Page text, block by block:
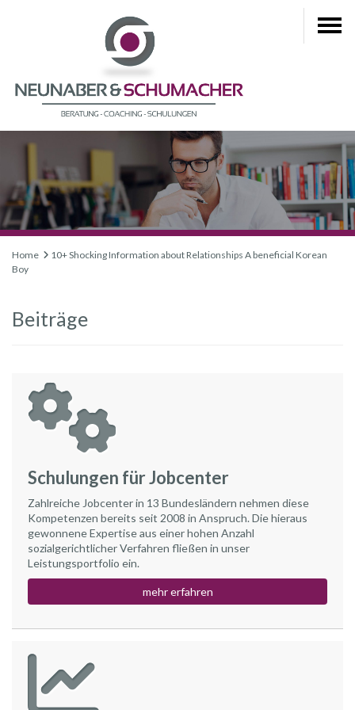
Home
10+ Shocking Information about Relationships A beneficial Korean
Boy
Beiträge
Schulungen für Jobcenter
Zahlreiche Jobcenter in 13 Bundesländern nehmen diese
Kompetenzen bereits seit 2008 in Anspruch. Die hieraus
gewonnene Expertise aus einer hohen Anzahl
sozialgerichtlicher Verfahren fließen in unser
Leistungsportfolio ein.
mehr erfahren